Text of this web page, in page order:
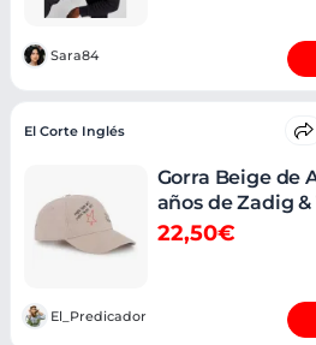
Sara84
El Corte Inglés
Gorra Beige de
años de Zadig
22,50€
El_Predicador